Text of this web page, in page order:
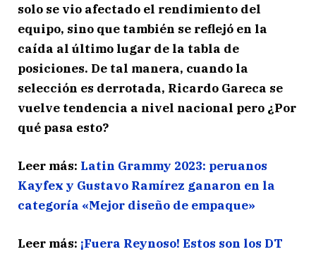
solo se vio afectado el rendimiento del
equipo, sino que también se reflejó en la
caída al último lugar de la tabla de
posiciones. De tal manera, cuando la
selección es derrotada, Ricardo Gareca se
vuelve tendencia a nivel nacional pero ¿Por
qué pasa esto?
Leer más: Latin Grammy 2023: peruanos
Kayfex y Gustavo Ramírez ganaron en la
categoría «Mejor diseño de empaque»
Leer más: ¡Fuera Reynoso! Estos son los DT